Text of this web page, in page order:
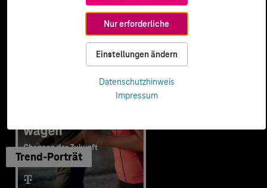
Nur erforderliche
Einstellungen ändern
Datenschutzhinweis
Impressum
Trend-Porträt